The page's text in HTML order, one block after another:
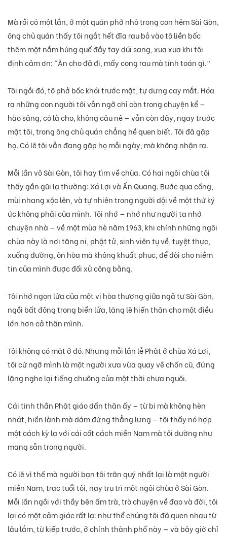
Mà rồi có một lần, ở một quán phở nhỏ trong con hẻm Sài Gòn,
ông chủ quán thấy tôi ngắt hết đĩa rau bỏ vào tô liền bốc
thêm một nắm húng quế đầy tay dúi sang, xua xua khi tôi
định cảm ơn: “Ăn cho đã đi, mấy cọng rau mà tính toán gì.”
Tôi ngồi đó, tô phở bốc khói trước mặt, tự dưng cay mắt. Hóa
ra những con người tôi vẫn ngỡ chỉ còn trong chuyện kể —
hào sảng, có là cho, không câu nệ — vẫn còn đây, ngay trước
mặt tôi, trong ông chủ quán chẳng hề quen biết. Tôi đã gặp
họ. Có lẽ tôi vẫn đang gặp họ mỗi ngày, mà không nhận ra.
Mỗi lần vô Sài Gòn, tôi hay tìm về chùa. Có hai ngôi chùa tôi
thấy gần gũi lạ thường: Xá Lợi và Ấn Quang. Bước qua cổng,
mùi nhang xộc lên, và tự nhiên trong người dội về một thứ ký
ức không phải của mình. Tôi nhớ — nhớ như người ta nhớ
chuyện nhà — về một mùa hè năm 1963, khi chính những ngôi
chùa này là nơi tăng ni, phật tử, sinh viên tụ về, tuyệt thực,
xuống đường, ôn hòa mà không khuất phục, để đòi cho niềm
tin của mình được đối xử công bằng.
Tôi nhớ ngọn lửa của một vị hòa thượng giữa ngã tư Sài Gòn,
ngồi bất động trong biển lửa, lặng lẽ hiến thân cho một điều
lớn hơn cả thân mình.
Tôi không có mặt ở đó. Nhưng mỗi lần lễ Phật ở chùa Xá Lợi,
tôi cứ ngỡ mình là một người xưa vừa quay về chốn cũ, đứng
lặng nghe lại tiếng chuông của một thời chưa nguôi.
Cái tinh thần Phật giáo dấn thân ấy — từ bi mà không hèn
nhát, hiền lành mà dám đứng thẳng lưng — tôi thấy nó hợp
một cách kỳ lạ với cái cốt cách miền Nam mà tôi dường như
mang sẵn trong người.
Có lẽ vì thế mà người bạn tôi trân quý nhất lại là một người
miền Nam, trạc tuổi tôi, nay trụ trì một ngôi chùa ở Sài Gòn.
Mỗi lần ngồi với thầy bên ấm trà, trò chuyện về đạo và đời, tôi
lại có một cảm giác rất lạ: như thể chúng tôi đã quen nhau từ
lâu lắm, từ kiếp trước, ở chính thành phố này — và bây giờ chỉ